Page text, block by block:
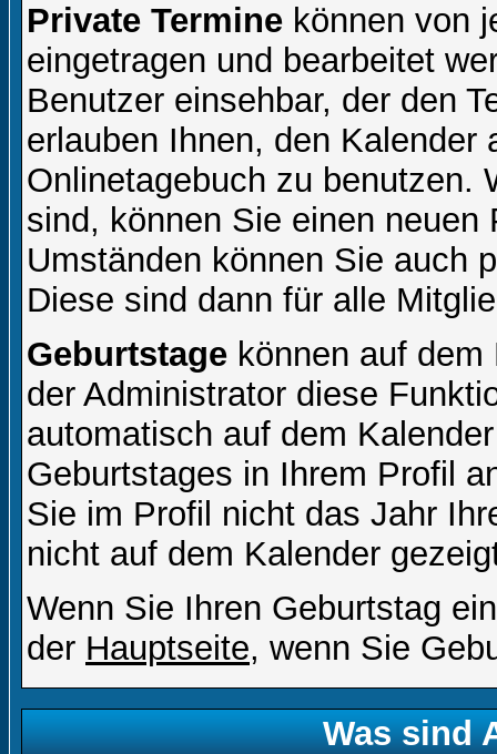
Private Termine können von
eingetragen und bearbeitet
Benutzer einsehbar, der den
erlauben Ihnen, den
Onlinetagebuch zu benutzen.
sind, können Sie einen neuen
Umständen können Sie auch
Diese sind dann für alle
Geburtstage können auf
der Administrator diese
automatisch auf dem
Geburtstages in Ihrem Profil
Sie im Profil nicht das Jahr
nicht auf dem Kalender
Wenn Sie Ihren Geburtstag
der Hauptseite, wenn Sie
Was sind